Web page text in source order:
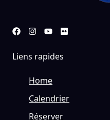
Liens rapides
Home
Calendrier
Réserver